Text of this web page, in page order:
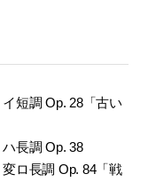
短調 Op. 28「古い
長調 Op. 38
ロ長調 Op. 84「戦